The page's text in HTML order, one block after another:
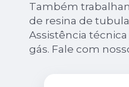
Também
de resina de
Assistência
gás. Fale com